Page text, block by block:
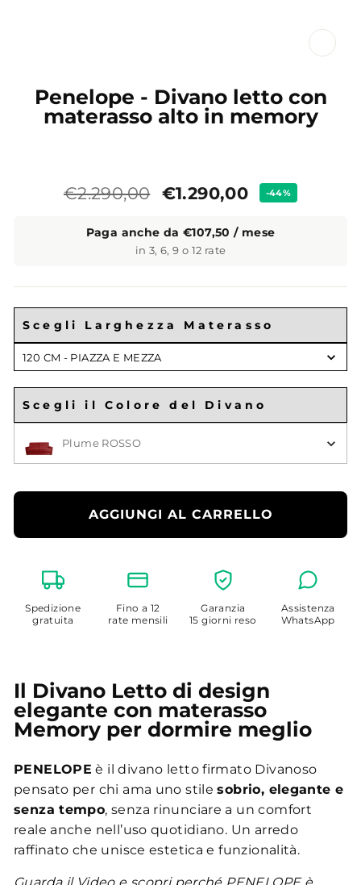
Penelope - Divano letto con
materasso alto in memory
Prezzo
€2.290,00 Prezzo
€1.290,00 -44%
Paga anche da €107,50 / mese
in 3, 6, 9 o 12 rate
Scegli Larghezza Materasso
Larghezza
120 CM - PIAZZA E MEZZA
Scegli il Colore del Divano
Plume ROSSO
AGGIUNGI AL CARRELLO
Spedizione
gratuita
Fino a 12
rate mensili
Garanzia
15 giorni reso
Assistenza
WhatsApp
Il Divano Letto di design
elegante con materasso
Memory per dormire meglio
PENELOPE è il divano letto firmato Divanoso
pensato per chi ama uno stilesobrio, elegante e
senza tempo, senza rinunciare a un comfort
reale anche nell’uso quotidiano. Un arredo
raffinato che unisce estetica e funzionalità.